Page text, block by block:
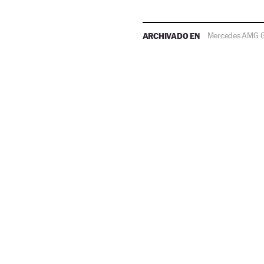
ARCHIVADO EN Mercedes AMG